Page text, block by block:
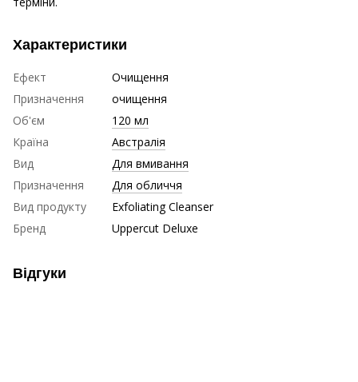
Характеристики
Ефект
Очищення
Призначення
очищення
Об'єм
120 мл
Країна
Австралія
Вид
Для вмивання
Призначення
Для обличчя
Вид продукту
Exfoliating Cleanser
Бренд
Uppercut Deluxe
Відгуки